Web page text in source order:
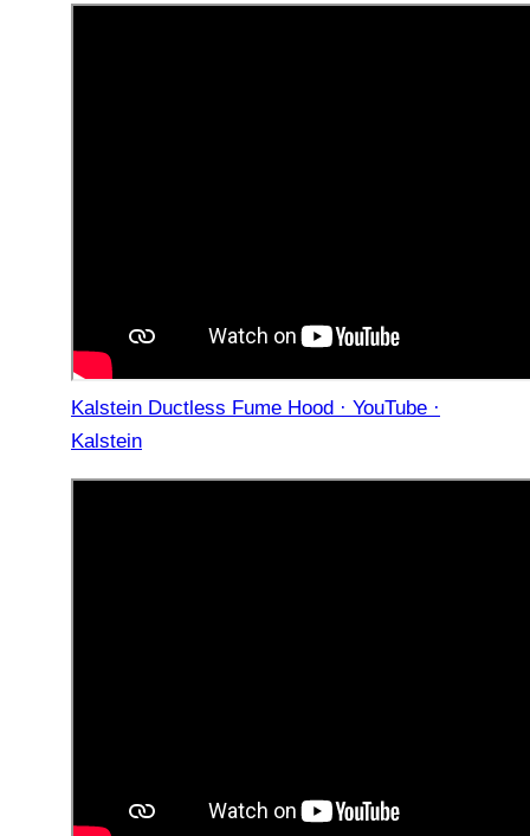
Kalstein Ductless Fume Hood · YouTube ·
Kalstein